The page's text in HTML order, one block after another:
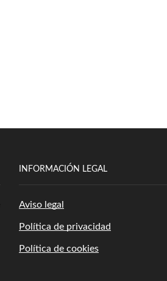
INFORMACIÓN LEGAL
Aviso legal
Política de privacidad
Política de cookies